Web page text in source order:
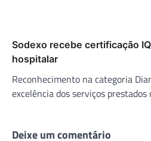
Sodexo recebe certificação
hospitalar
Reconhecimento na categoria
excelência dos serviços prestados
Deixe um comentário